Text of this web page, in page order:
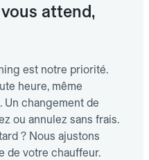
attend,
est notre priorité.
heure, même
Un changement de
ou annulez sans frais.
? Nous ajustons
de votre chauffeur.